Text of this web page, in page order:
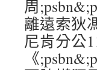
周
離遠索狄
尼肯分公
《